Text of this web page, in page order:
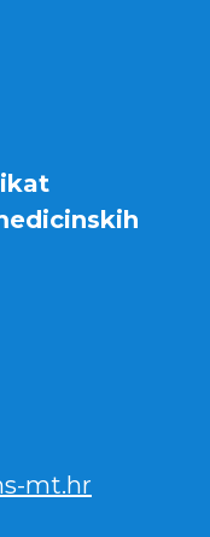
mt.hr